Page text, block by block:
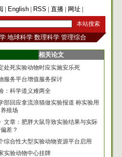
| English | RSS | 直播 | 网址 |
地球科学 数理科学 管理综合
相关论文
处死实验动物时应实施安乐死
服务平台增值服务探讨
：科学道义难两全
部回应拿流浪猫做实验报道 称实验用
殖场
文章：肥胖大鼠导致实验结果与实际
差？
综合性大型实验动物资源平台启用
实验动物中心挂牌